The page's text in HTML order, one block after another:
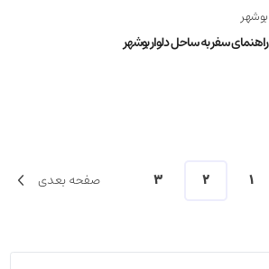
بوشهر
راهنمای سفر به ساحل دلوار بوشهر
1
2
3 صفحه بعدی